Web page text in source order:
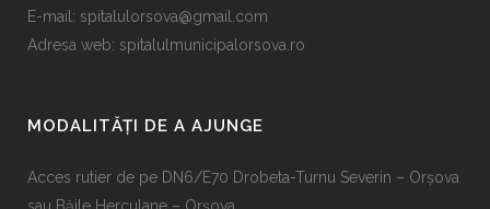
E-mail: spitalulorsova@gmail.com
Adresa web: spitalulmunicipalorsova.ro
MODALITĂȚI DE A AJUNGE
Acces rutier de pe DN6/E70 Drobeta-Turnu Severin – Orșova